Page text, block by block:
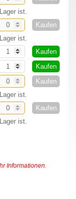
ist.
Kaufen
ist.
Kaufen
Kaufen
Kaufen
ist.
Kaufen
ist.
Informationen.